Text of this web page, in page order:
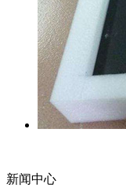
新闻中心